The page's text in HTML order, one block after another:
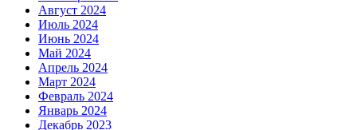
Август 2024
Июль 2024
Июнь 2024
Май 2024
Апрель 2024
Март 2024
Февраль 2024
Январь 2024
Декабрь 2023